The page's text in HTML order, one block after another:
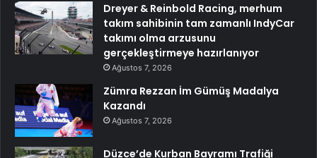
Dreyer & Reinbold Racing, merhum
takım sahibinin tam zamanlı IndyCar
takımı olma arzusunu
gerçekleştirmeye hazırlanıyor
Ağustos 7, 2026
Zümra Rezzan İm Gümüş Madalya
Kazandı
Ağustos 7, 2026
Düzce’de Kurban Bayramı Trafiği